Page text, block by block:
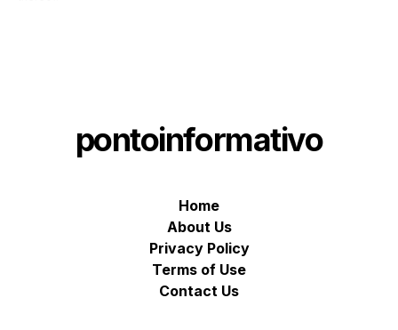
pontoinformativo
Home
About Us
Privacy Policy
Terms of Use
Contact Us